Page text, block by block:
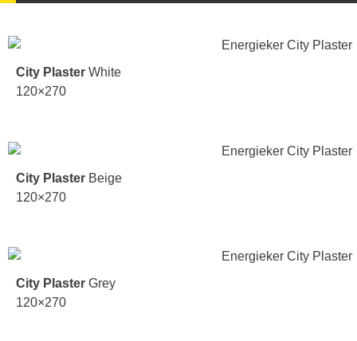
City Plaster White
120×270
City Plaster Beige
120×270
City Plaster Grey
120×270